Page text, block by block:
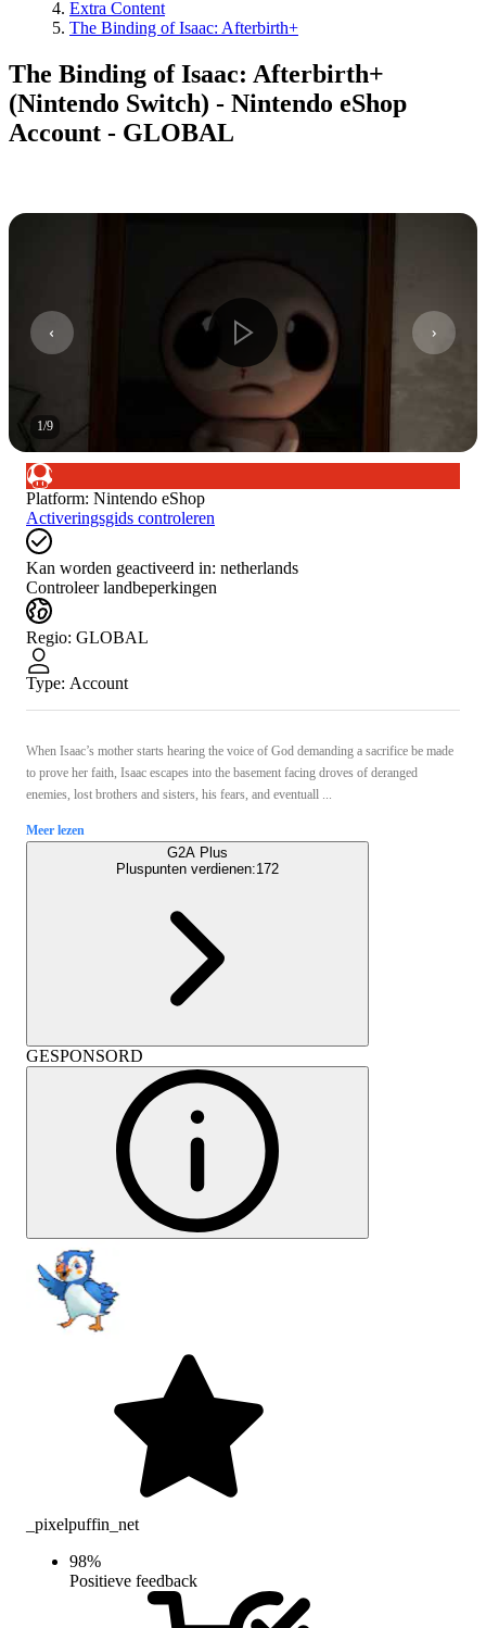
Extra Content
The Binding of Isaac: Afterbirth+
The Binding of Isaac: Afterbirth+
(Nintendo Switch) - Nintendo eShop
Account - GLOBAL
1/9
Platform: Nintendo eShop
Activeringsgids controleren
Kan worden geactiveerd in: netherlands
Controleer landbeperkingen
Regio: GLOBAL
Type: Account
When Isaac’s mother starts hearing the voice of God demanding a sacrifice be made
to prove her faith, Isaac escapes into the basement facing droves of deranged
enemies, lost brothers and sisters, his fears, and eventuall ...
Meer lezen
G2A Plus
Pluspunten verdienen:172
GESPONSORD
_pixelpuffin_net
98%
Positieve feedback